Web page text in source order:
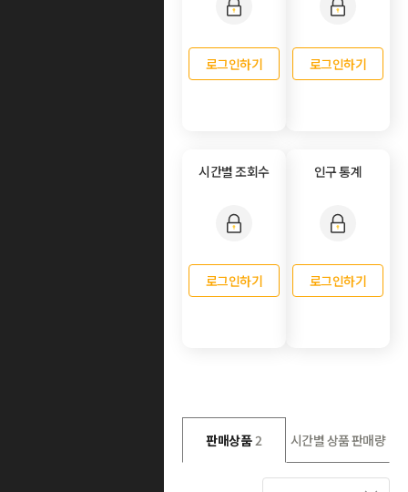
로그인하기 로그인하기
시간별 조회수
로그인하기
인구 통계
로그인하기
판매상품 2 시간별 상품 판매량